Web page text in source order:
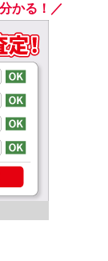
かる！／